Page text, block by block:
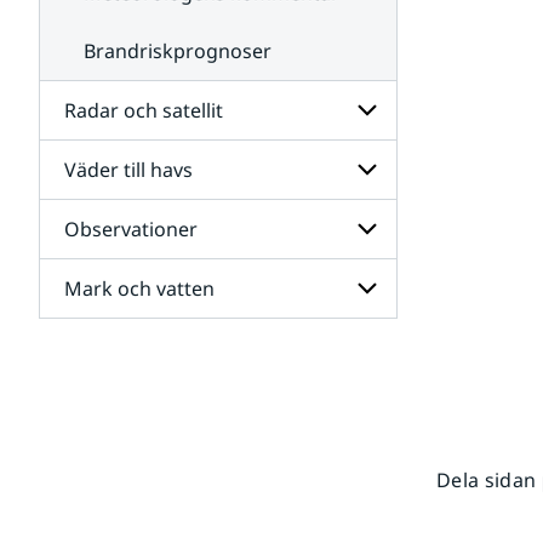
Brandriskprognoser
Radar och satellit
Undersidor
för
Radar
och
satellit
Väder till havs
Undersidor
för
Väder
till
havs
Observationer
Undersidor
för
Mark och vatten
Dela sidan